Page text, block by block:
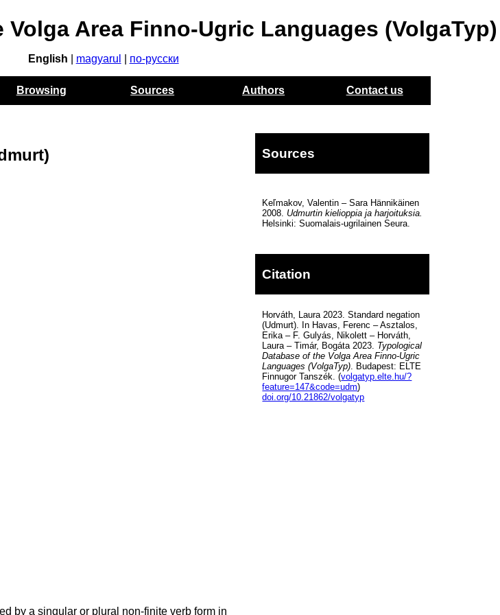
Area Finno-Ugric Languages (VolgaTyp)
English magyarul по-русски
Browsing Sources Authors Contact us
by a singular or plural non-finite verb form in
Sources
Keľmakov, Valentin – Sara Hännikäinen
2008. Udmurtin kielioppia ja harjoituksia.
Helsinki: Suomalais-ugrilainen Seura.
Citation
Horváth, Laura 2023. Standard negation
(Udmurt). In Havas, Ferenc – Asztalos,
Erika – F. Gulyás, Nikolett – Horváth,
Laura – Timár, Bogáta 2023. Typological
Database of the Volga Area Finno-Ugric
Languages (VolgaTyp). Budapest: ELTE
Finnugor Tanszék. (volgatyp.elte.hu/?
feature=147&code=udm)
doi.org/10.21862/volgatyp